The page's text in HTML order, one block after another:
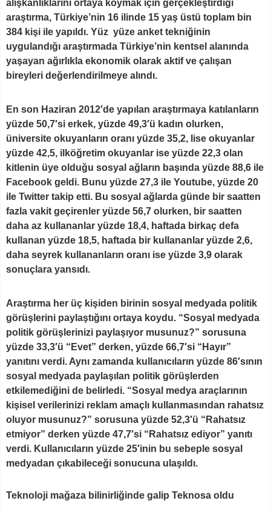
alışkanlıklarını ortaya koymak için gerçekleştirdiği
araştırma, Türkiye’nin 16 ilinde 15 yaş üstü toplam bin
384 kişi ile yapıldı. Yüz yüze anket tekniğinin
uygulandığı araştırmada Türkiye’nin kentsel alanında
yaşayan ağırlıkla ekonomik olarak aktif ve çalışan
bireyleri değerlendirilmeye alındı.
En son Haziran 2012′de yapılan araştırmaya katılanların
yüzde 50,7′si erkek, yüzde 49,3′ü kadın olurken,
üniversite okuyanların oranı yüzde 35,2, lise okuyanlar
yüzde 42,5, ilköğretim okuyanlar ise yüzde 22,3 olan
kitlenin üye olduğu sosyal ağların başında yüzde 88,6 ile
Facebook geldi. Bunu yüzde 27,3 ile Youtube, yüzde 20
ile Twitter takip etti. Bu sosyal ağlarda günde bir saatten
fazla vakit geçirenler yüzde 56,7 olurken, bir saatten
daha az kullananlar yüzde 18,4, haftada birkaç defa
kullanan yüzde 18,5, haftada bir kullananlar yüzde 2,6,
daha seyrek kullananların oranı ise yüzde 3,9 olarak
sonuçlara yansıdı.
Araştırma her üç kişiden birinin sosyal medyada politik
görüşlerini paylaştığını ortaya koydu. “Sosyal medyada
politik görüşlerinizi paylaşıyor musunuz?” sorusuna
yüzde 33,3′ü “Evet” derken, yüzde 66,7′si “Hayır”
yanıtını verdi. Aynı zamanda kullanıcıların yüzde 86′sının
sosyal medyada paylaşılan politik görüşlerden
etkilemediğini de belirledi. “Sosyal medya araçlarının
kişisel verilerinizi reklam amaçlı kullanmasından rahatsız
oluyor musunuz?” sorusuna yüzde 52,3′ü “Rahatsız
etmiyor” derken yüzde 47,7′si “Rahatsız ediyor” yanıtı
verdi. Kullanıcıların yüzde 25′inin bu sebeple sosyal
medyadan çıkabileceği sonucuna ulaşıldı.
Teknoloji mağaza bilinirliğinde galip Teknosa oldu